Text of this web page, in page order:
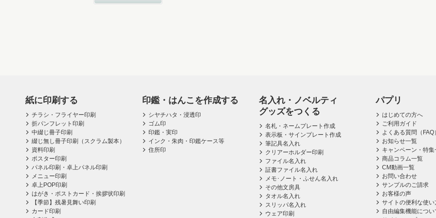
紙に印刷する
チラシ・フライヤー印刷
折パンフレット印刷
中綴じ冊子印刷
綴じ無し冊子印刷（スクラム製本）
資料印刷
ポスター印刷
パネル印刷・卓上パネル印刷
メニュー印刷
卓上POP印刷
はがき・ポストカード・挨拶状印刷
【季節】残暑見舞い印刷
カード印刷
印鑑・はんこを作成する
シヤチハタ・浸透印
ゴム印
印鑑・実印
インク・朱肉・印鑑ケース等
住所印
名入れ・ノベルティ
グッズをつくる
名札・ネームプレート作成
表示板・サインプレート作成
筆記具名入れ
クリアーホルダー印刷
ファイル名入れ
証書ファイル名入れ
メモ･ノート・ふせん名入れ
その他文房具
タオル名入れ
スリッパ名入れ
ウェア印刷
パプリ
はじめての方へ
ご利用ガイド
よくある質問（FAQ
お知らせ一覧
キャンペーン・特集
商品コラム一覧
CM動画一覧
お問い合わせ
サンプルのご請求
お客様の声
サイトの便利な使い
自由編集機能につい